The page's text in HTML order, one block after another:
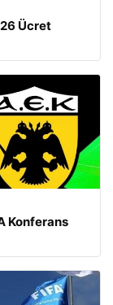
Ücret
Konferans